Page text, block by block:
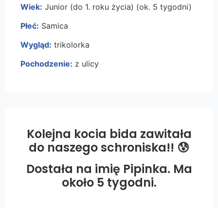
Wiek: Junior (do 1. roku życia) (ok. 5 tygodni)
Płeć: Samica
Wygląd: trikolorka
Pochodzenie: z ulicy
Kolejna kocia bida zawitała
do naszego schroniska!! 😰
Dostała na imię Pipinka. Ma
około 5 tygodni.